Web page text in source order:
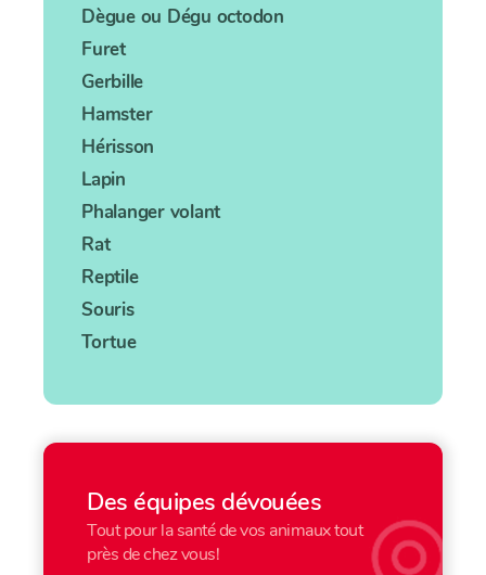
Dègue ou Dégu octodon
Furet
Gerbille
Hamster
Hérisson
Lapin
Phalanger volant
Rat
Reptile
Souris
Tortue
Des équipes dévouées
Tout pour la santé de vos animaux tout
près de chez vous!